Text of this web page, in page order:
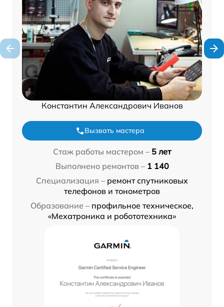
Константин Александрович Иванов
Вызвать мастера
Стаж работы мастером – 5 лет
Выполнено ремонтов – 1 140
Специализация – ремонт спутниковых
телефонов и тонометров
Образование – профильное техническое,
«Мехатроника и робототехника»